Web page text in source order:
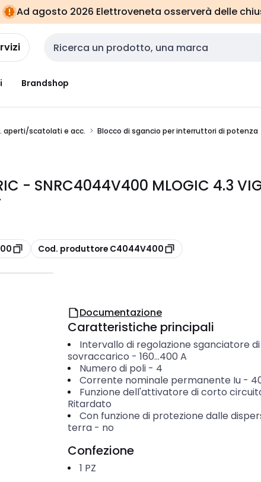
Ad agosto 2026 Elettroveneta osserverà delle
Cerca input
Brandshop
aperti/scatolati e acc. Blocco di sgancio per interruttori di potenza
- SNRC4044V400 MLOGIC 4.3
copia
Cod. produttore C4044V400
Documentazione
Caratteristiche principali
Intervallo di regolazione sganciatore di
sovraccarico - 160...400 A
Numero di poli- 4
Corrente nominale permanente Iu-
Funzione dell'attivatore di corto
Ritardato
Con funzione di protezione dalle
terra - no
Confezione
1 PZ